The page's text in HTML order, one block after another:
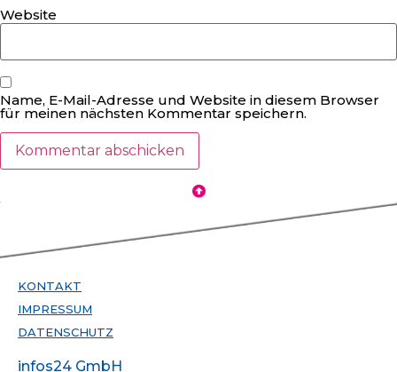
Website
Name, E-Mail-Adresse und Website in diesem Browser
für meinen nächsten Kommentar speichern.
KONTAKT
IMPRESSUM
DATENSCHUTZ
infos24 GmbH